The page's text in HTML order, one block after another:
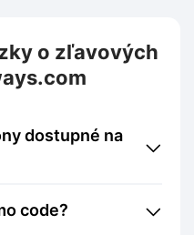
o zľavových
code?